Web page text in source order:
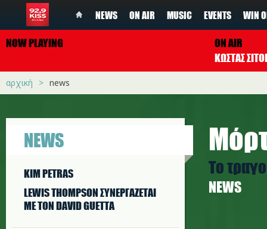
NEWS ON AIR MUSIC EVENTS WIN
NOW PLAYING
ON AIR
ΚΩΣΤΑΣ
αρχική news
NEWS
KIM PETRAS
LEWIS THOMPSON ΣΥΝΕΡΓAΖΕΤΑΙ
ΜΕ ΤΟΝ DAVID GUETTA
Tο
NEWS